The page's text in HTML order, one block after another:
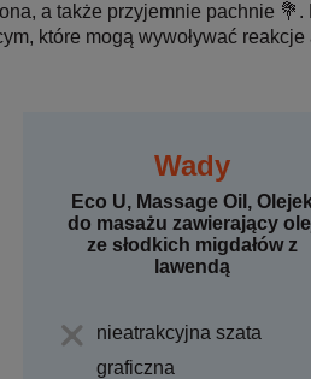
a także przyjemnie pachnie
które mogą wywoływać
Wady
Eco U, Massage Oil,
do masażu zawierający
ze słodkich migdałów z
lawendą
nieatrakcyjna szata
graficzna